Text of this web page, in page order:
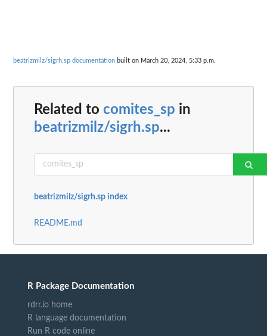
beatrizmilz/sigrh.sp documentation built on March 20, 2024, 5:33 p.m.
Related to comites_sp in
beatrizmilz/sigrh.sp...
beatrizmilz/sigrh.sp index
README.md
R Package Documentation
rdrr.io home
R language documentation
Run R code online